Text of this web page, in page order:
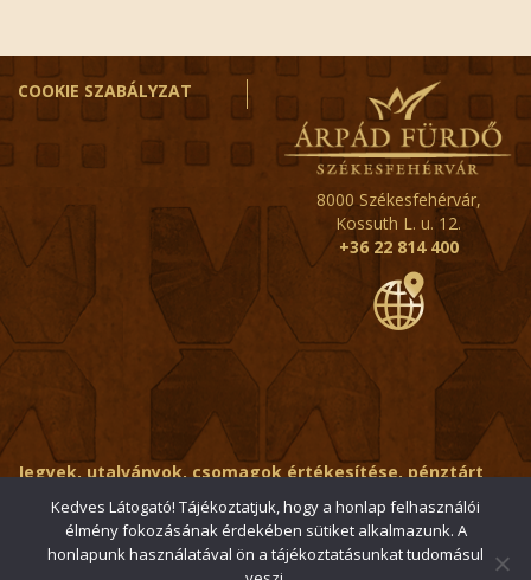
COOKIE SZABÁLYZAT
8000 Székesfehérvár,
Kossuth L. u. 12.
+36 22 814 400
Jegyek, utalványok, csomagok értékesítése, pénztárt
érintő kérdések:
ertekesito@fehervar-arpadfurdo.hu
Általános érdeklődés: info@fehervar-arpadfurdo.hu
Kedves Látogató! Tájékoztatjuk, hogy a honlap felhasználói
élmény fokozásának érdekében sütiket alkalmazunk. A
honlapunk használatával ön a tájékoztatásunkat tudomásul